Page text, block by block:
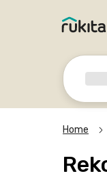
Home